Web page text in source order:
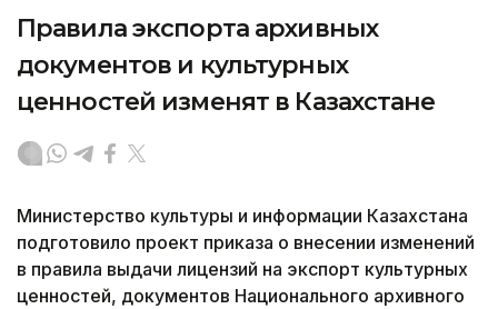
Правила экспорта архивных
документов и культурных
ценностей изменят в Казахстане
Министерство культуры и информации Казахстана
подготовило проект приказа о внесении изменений
в правила выдачи лицензий на экспорт культурных
ценностей, документов Национального архивного